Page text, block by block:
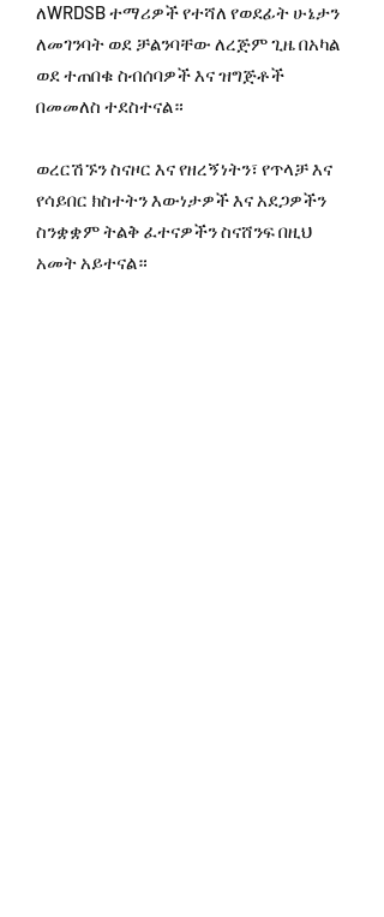
ለWRDSB ተማሪዎች የተሻለ የወደፊት ሁኔታን
ለመገንባት ወደ ቻልንባቸው ለረጅም ጊዜ በአካል
ወደ ተጠበቁ ስብሰባዎች እና ዝግጅቶች
በመመለስ ተደስተናል።
ወረርሽኙን ስናዞር እና የዘረኝነትን፣ የጥላቻ እና
የሳይበር ክስተትን እውነታዎች እና አደጋዎችን
ስንቋቋም ትልቅ ፈተናዎችን ስናሸንፍ በዚህ
አመት አይተናል።